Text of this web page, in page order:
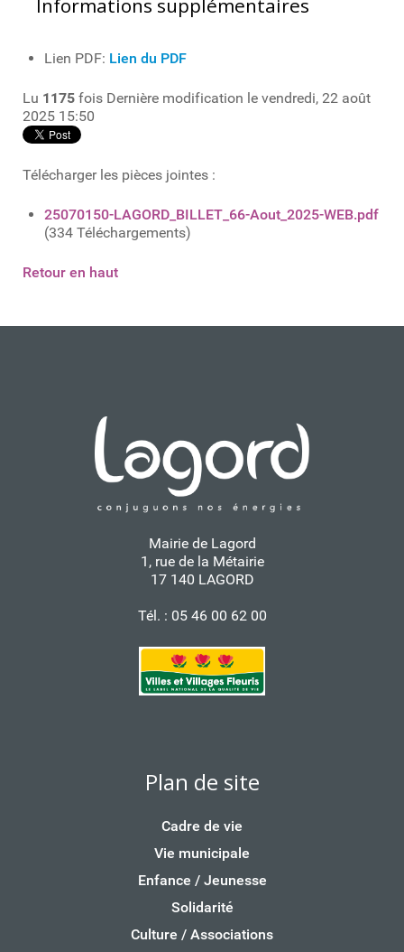
Informations supplémentaires
Lien PDF: Lien du PDF
Lu 1175 fois Dernière modification le vendredi, 22 août
2025 15:50
Télécharger les pièces jointes :
25070150-LAGORD_BILLET_66-Aout_2025-WEB.pdf
(334 Téléchargements)
Retour en haut
Mairie de Lagord
1, rue de la Métairie
17 140 LAGORD
Tél. : 05 46 00 62 00
Plan de site
Cadre de vie
Vie municipale
Enfance / Jeunesse
Solidarité
Culture / Associations